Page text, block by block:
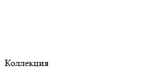
Коллекция